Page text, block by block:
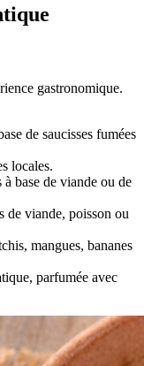
gastronomique.
de saucisses fumées
locales.
à base de viande ou de
de viande, poisson ou
mangues, bananes
parfumée avec